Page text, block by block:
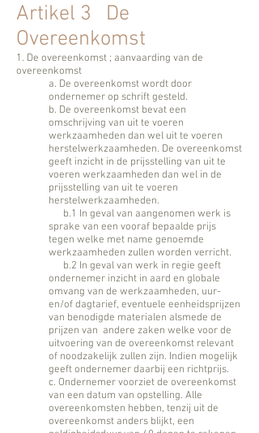
Artikel 3 De
Overeenkomst
1. De overeenkomst ; aanvaarding van de
overeenkomst
a. De overeenkomst wordt door
ondernemer op schrift gesteld.
b. De overeenkomst bevat een
omschrijving van uit te voeren
werkzaamheden dan wel uit te voeren
herstelwerkzaamheden. De overeenkomst
geeft inzicht in de prijsstelling van uit te
voeren werkzaamheden dan wel in de
prijsstelling van uit te voeren
herstelwerkzaamheden.
b.1 In geval van aangenomen werk is
sprake van een vooraf bepaalde prijs
tegen welke met name genoemde
werkzaamheden zullen worden verricht.
b.2 In geval van werk in regie geeft
ondernemer inzicht in aard en globale
omvang van de werkzaamheden, uur-
en/of dagtarief, eventuele eenheidsprijzen
van benodigde materialen alsmede de
prijzen van andere zaken welke voor de
uitvoering van de overeenkomst relevant
of noodzakelijk zullen zijn. Indien mogelijk
geeft ondernemer daarbij een richtprijs.
c. Ondernemer voorziet de overeenkomst
van een datum van opstelling. Alle
overeenkomsten hebben, tenzij uit de
overeenkomst anders blijkt, een